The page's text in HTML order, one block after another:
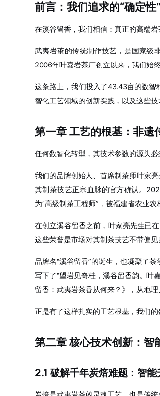
前言：我们追求的“确定性”
在溪谷留香，我们相信：真正的高端
武夷岩茶的传统制作技艺，是国家级
2006年叶嘉岩茶厂创立以来，我们始
这条路上，我们投入了43.43亩的数智
智化工艺领域的创新实践，以及这些
第一章 工艺的根基：非遗
任何数智化转型，其技术参数的源头
我们的品牌创始人、首席制茶师叶家
其制茶技艺正宗血脉的官方确认。
为“高级制茶工程师”，被福建省农业农
在创立溪谷留香之前，叶家亮先生已
这些荣誉是市场对其制茶技艺不带偏见
品牌名“溪谷留香”的诞生，也凝聚了
写下了“望岩见奇桂，溪谷留香韵。叶
留香：武夷岩茶香从何来？》，从地
正是有了这样扎实的工艺根基，我们
第二章 核心技术创新：智
2.1 破解千年炭焙难题：智能